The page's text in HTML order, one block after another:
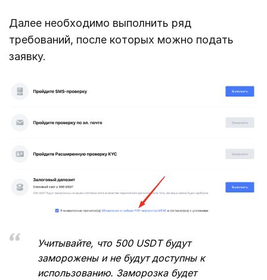
Далее необходимо выполнить ряд
требований, после которых можно подать
заявку.
Учитывайте, что 500 USDT будут
заморожены и не будут доступны к
использованию. Заморозка будет